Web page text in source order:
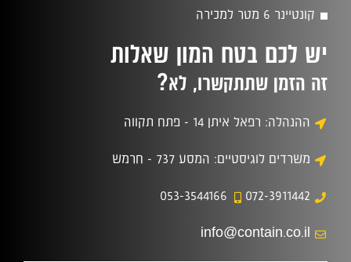
קונטיינר 6 מטר למכירה
יש לכם בטח המון שאלות
זה הזמן שתתקשרו, לא?
ההנהלה: רפאל איתן 14 - פתח תקווה
משרדים לוגיסטיים: המסע 737 - חרמש
072-3911442
053-3544166
info@contain.co.il